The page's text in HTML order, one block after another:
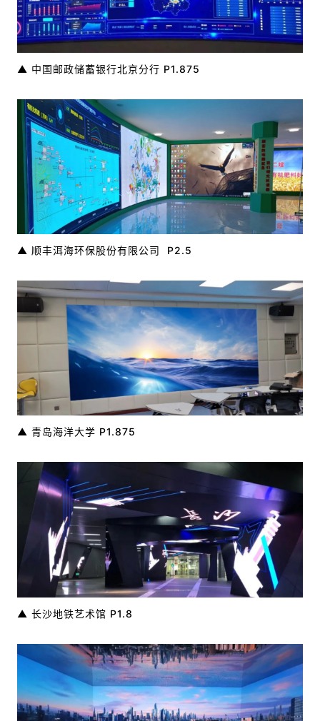
▲ 中国邮政储蓄银行北京分行 P1.875
▲ 顺丰洱海环保股份有限公司 P2.5
▲ 青岛海洋大学 P1.875
▲ 长沙地铁艺术馆 P1.8